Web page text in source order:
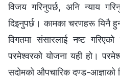
विजय गरिनुपर्छ, अनि न्याय
दिइनुपर्छ। कामका चरणहरू यिनै
विगतमा संसारलाई नष्ट
परमेश्‍वरको योजना यही हो।
सदोमको औपचारिक दण्ड-आज्ञाको